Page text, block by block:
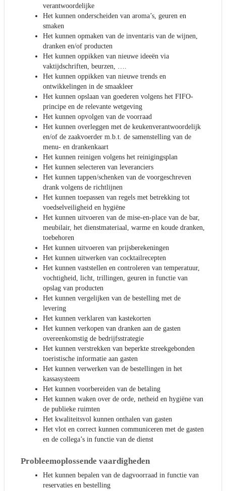
verantwoordelijke
Het kunnen onderscheiden van aroma’s, geuren en
smaken
Het kunnen opmaken van de inventaris van de wijnen,
dranken en/of producten
Het kunnen oppikken van nieuwe ideeën via
vaktijdschriften, beurzen, ….
Het kunnen oppikken van nieuwe trends en
ontwikkelingen in de smaakleer
Het kunnen opslaan van goederen volgens het FIFO-
principe en de relevante wetgeving
Het kunnen opvolgen van de voorraad
Het kunnen overleggen met de keukenverantwoordelijk
en/of de zaakvoerder m.b.t. de samenstelling van de
menu- en drankenkaart
Het kunnen reinigen volgens het reinigingsplan
Het kunnen selecteren van leveranciers
Het kunnen tappen/schenken van de voorgeschreven
drank volgens de richtlijnen
Het kunnen toepassen van regels met betrekking tot
voedselveiligheid en hygiëne
Het kunnen uitvoeren van de mise-en-place van de bar,
meubilair, het dienstmateriaal, warme en koude dranken,
toebehoren
Het kunnen uitvoeren van prijsberekeningen
Het kunnen uitwerken van cocktailrecepten
Het kunnen vaststellen en controleren van temperatuur,
vochtigheid, licht, trillingen, geuren in functie van
opslag van producten
Het kunnen vergelijken van de bestelling met de
levering
Het kunnen verklaren van kastekorten
Het kunnen verkopen van dranken aan de gasten
overeenkomstig de bedrijfsstrategie
Het kunnen verstrekken van beperkte streekgebonden
toeristische informatie aan gasten
Het kunnen verwerken van de bestellingen in het
kassasysteem
Het kunnen voorbereiden van de betaling
Het kunnen waken over de orde, netheid en hygiëne van
de publieke ruimten
Het kwaliteitsvol kunnen onthalen van gasten
Het vlot en correct kunnen communiceren met de gasten
en de collega’s in functie van de dienst
Probleemoplossende vaardigheden
Het kunnen bepalen van de dagvoorraad in functie van
reservaties en bestelling